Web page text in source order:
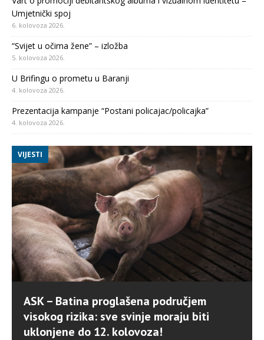
Umjetnički spoj
6. kolovoza 2026.
“Svijet u očima žene” – izložba
5. kolovoza 2026.
U Brifingu o prometu u Baranji
4. kolovoza 2026.
Prezentacija kampanje “Postani policajac/policajka”
4. kolovoza 2026.
VIJESTI
ASK – Batina proglašena područjem
visokog rizika: sve svinje moraju biti
uklonjene do 12. kolovoza!